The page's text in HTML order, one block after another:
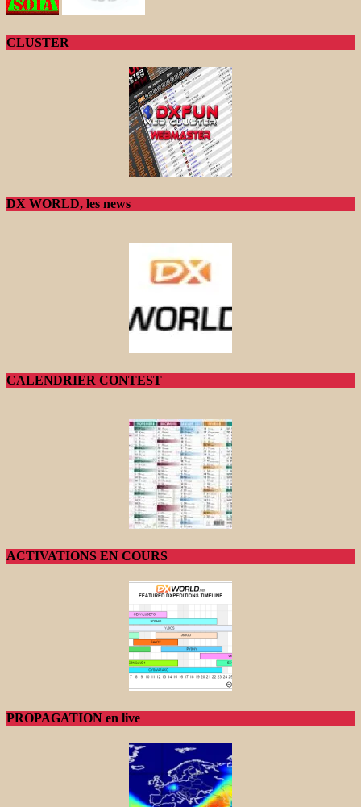
CLUSTER
DX WORLD, les news
CALENDRIER CONTEST
ACTIVATIONS EN COURS
PROPAGATION en live